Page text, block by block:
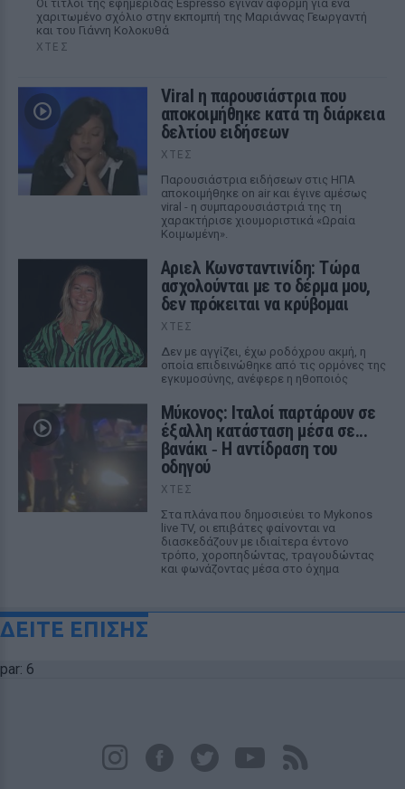
Οι τίτλοι της εφημερίδας Espresso έγιναν αφορμή για ένα
χαριτωμένο σχόλιο στην εκπομπή της Μαριάννας Γεωργαντή
και του Γιάννη Κολοκυθά
ΧΤΕΣ
Viral η παρουσιάστρια που
αποκοιμήθηκε κατά τη διάρκεια
δελτίου ειδήσεων
ΧΤΕΣ
Παρουσιάστρια ειδήσεων στις ΗΠΑ
αποκοιμήθηκε on air και έγινε αμέσως
viral - η συμπαρουσιάστριά της τη
χαρακτήρισε χιουμοριστικά «Ωραία
Κοιμωμένη».
Αριελ Κωνσταντινίδη: Τώρα
ασχολούνται με το δέρμα μου,
δεν πρόκειται να κρύβομαι
ΧΤΕΣ
Δεν με αγγίζει, έχω ροδόχρου ακμή, η
οποία επιδεινώθηκε από τις ορμόνες της
εγκυμοσύνης, ανέφερε η ηθοποιός
Μύκονος: Ιταλοί παρτάρουν σε
έξαλλη κατάσταση μέσα σε...
βανάκι ‑ Η αντίδραση του
οδηγού
ΧΤΕΣ
Στα πλάνα που δημοσιεύει το Mykonos
live TV, οι επιβάτες φαίνονται να
διασκεδάζουν με ιδιαίτερα έντονο
τρόπο, χοροπηδώντας, τραγουδώντας
και φωνάζοντας μέσα στο όχημα
ΔΕΙΤΕ ΕΠΙΣΗΣ
par: 6